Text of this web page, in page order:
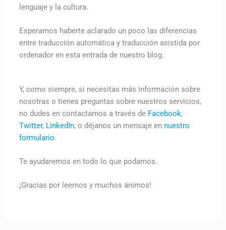
lenguaje y la cultura.
Esperamos haberte aclarado un poco las diferencias
entre traducción automática y traducción asistida por
ordenador en esta entrada de nuestro blog.
Y, como siempre, si necesitas más información sobre
nosotras o tienes preguntas sobre nuestros servicios,
no dudes en contactarnos a través de Facebook,
Twitter, LinkedIn, o déjanos un mensaje en nuestro
formulario.
Te ayudaremos en todo lo que podamos.
¡Gracias por leernos y muchos ánimos!